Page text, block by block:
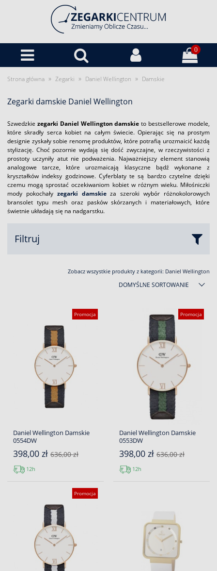
0
Strona główna » Zegarki » Daniel Wellington » Damskie
Zegarki damskie Daniel Wellington
Szwedzkie zegarki Daniel Wellington damskie to bestsellerowe modele,
które skradły serca kobiet na całym świecie. Opierając się na prostym
designie zyskały sobie renomę produktów, które potrafią urozmaicić każdą
stylizację. Choć pozornie wydają się dość zwyczajne, w rzeczywistości z
prostoty uczyniły atut nie podważenia. Najważniejszy element stanowią
analogowe tarcze, które urozmaicają klasyczne bądź wykonane z
kryształków indeksy godzinowe. Cyferblaty te są bardzo czytelne dzięki
czemu mogą sprostać oczekiwaniom kobiet w różnym wieku. Miłośniczki
mody pokochałyzegarki damskieza szeroki wybór różnokolorowych
bransolet typu mesh oraz pasków skórzanych i materiałowych, które
świetnie układają się na nadgarstku.
Filtruj
Zobacz wszystkie produkty z kategorii: Daniel Wellington
DOMYŚLNE SORTOWANIE
Promocja
Daniel Wellington Damskie
0554DW
398,00 zł 636,00 zł
12h
Promocja
Daniel Wellington Damskie
0553DW
398,00 zł 636,00 zł
12h
Promocja